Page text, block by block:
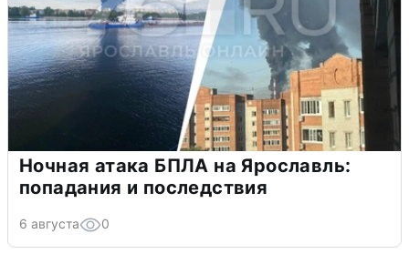
Ночная атака БПЛА на Ярославль:
попадания и последствия
6 августа 0